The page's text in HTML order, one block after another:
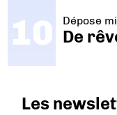
Dépose
De
Les